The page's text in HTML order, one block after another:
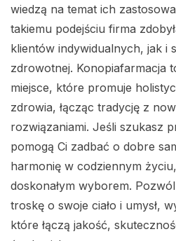
wiedzą na temat ich
takiemu podejściu firma
klientów indywidualnych, jak i
zdrowotnej. Konopiafarmacja
miejsce, które promuje
zdrowia, łącząc tradycję z
rozwiązaniami. Jeśli szukasz
pomogą Ci zadbać o dobre
harmonię w codziennym
doskonałym wyborem.
troskę o swoje ciało i umysł,
które łączą jakość,